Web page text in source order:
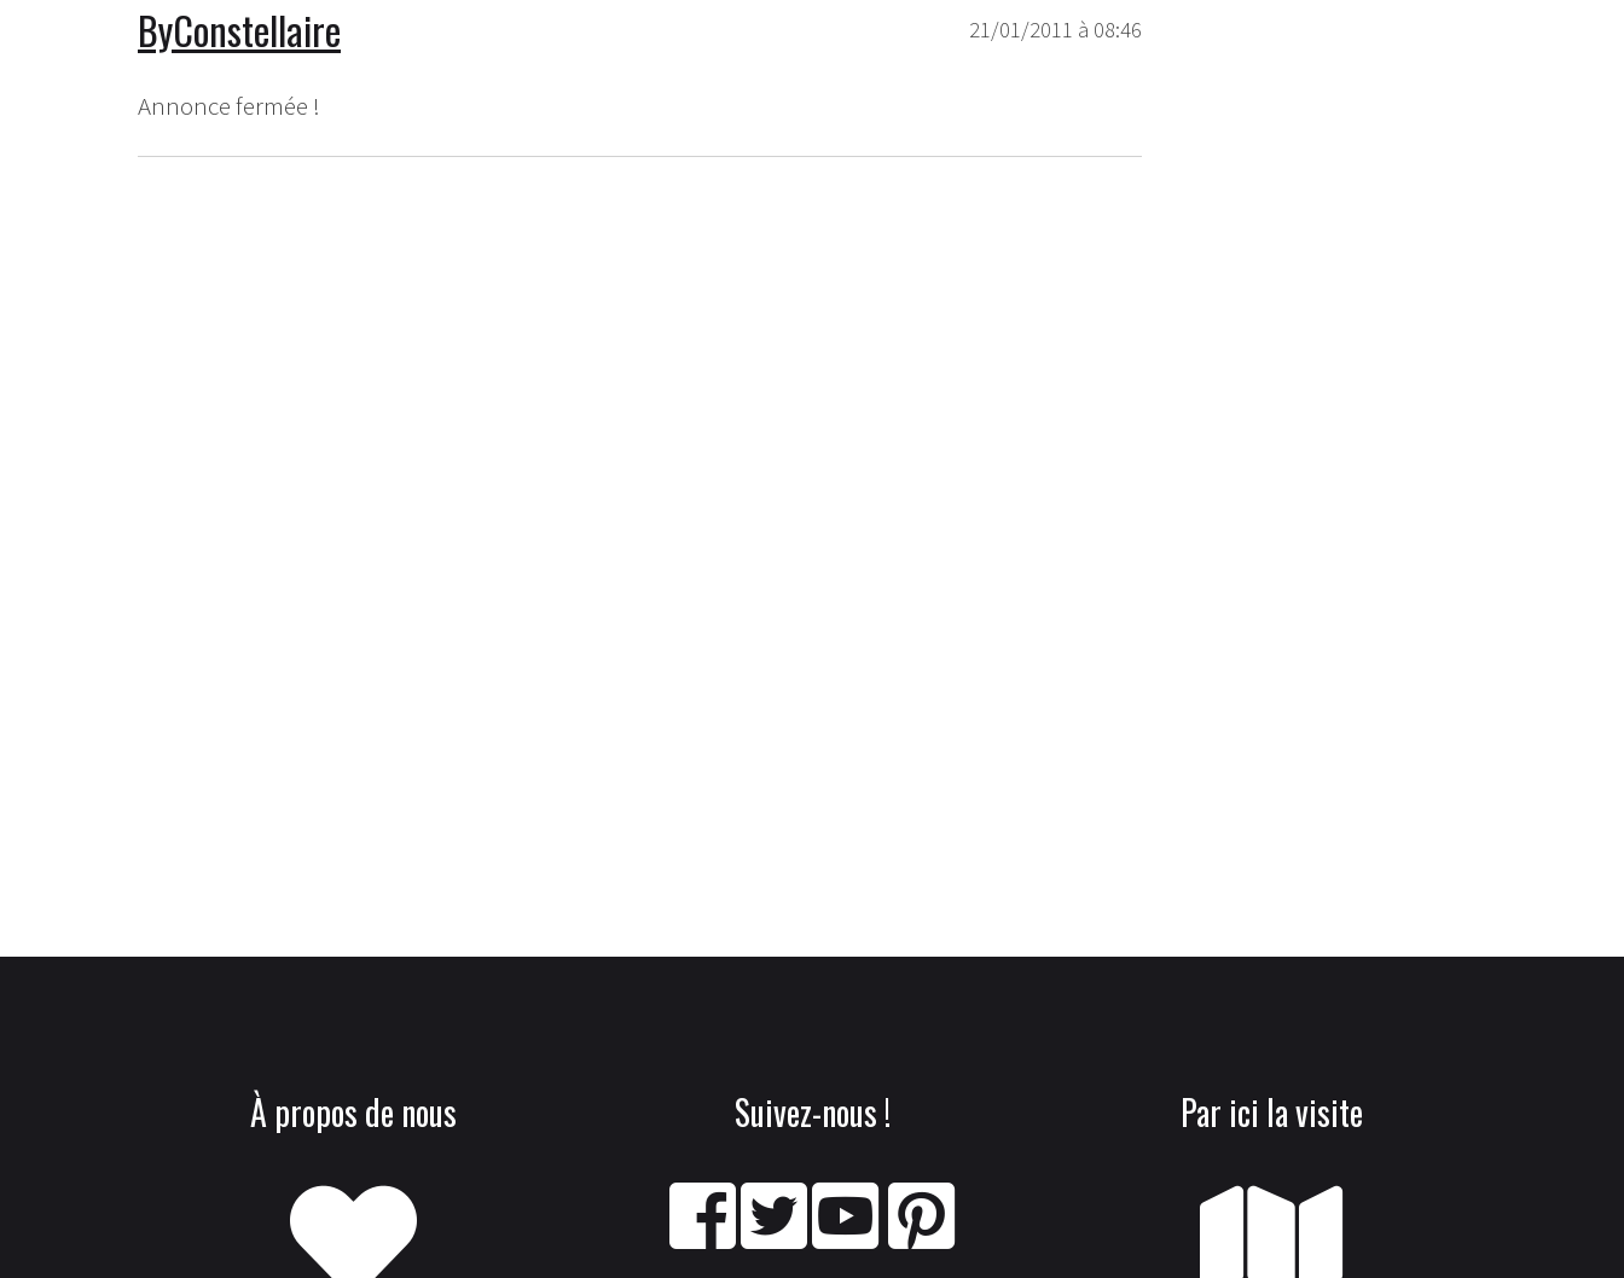
21/01/2011 à 08:46
ByConstellaire
Annonce fermée !
À propos de nous Suivez-nous ! Par ici la visite